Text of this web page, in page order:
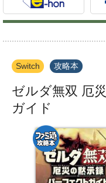
Switch 攻略本
ゼルダ無双 厄
ガイド